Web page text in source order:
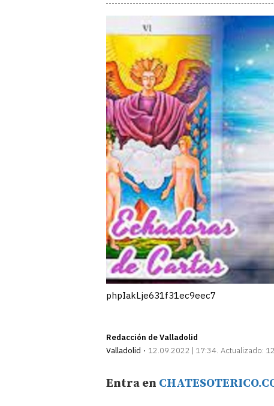
phpIakLje631f31ec9eec7
Redacción de Valladolid
Valladolid
12.09.2022 | 17:34 Actualizado:
Entra en